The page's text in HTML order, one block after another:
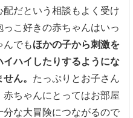
だという相談もよく受け
こ好きの赤ちゃんはいっ
んでもほかの子から刺激を
ハイしたりするようにな
ん。 たっぷりとお子さん
ちゃんにとってはお部屋
な大冒険につながるので